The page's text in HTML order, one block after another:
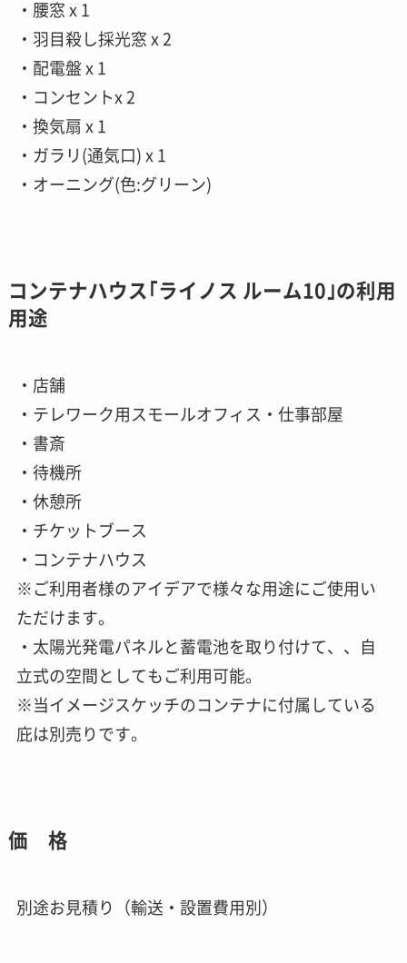
・腰窓 x 1
・羽目殺し採光窓 x 2
・配電盤 x 1
・コンセントx 2
・換気扇 x 1
・ガラリ(通気口) x 1
・オーニング(色:グリーン)
コンテナハウス｢ライノス ルーム10｣の利用
用途
・店舗
・テレワーク用スモールオフィス・仕事部屋
・書斎
・待機所
・休憩所
・チケットブース
・コンテナハウス
※ご利用者様のアイデアで様々な用途にご使用い
ただけます。
・太陽光発電パネルと蓄電池を取り付けて、、自
立式の空間としてもご利用可能。
※当イメージスケッチのコンテナに付属している
庇は別売りです。
価 格
別途お見積り（輸送・設置費用別）